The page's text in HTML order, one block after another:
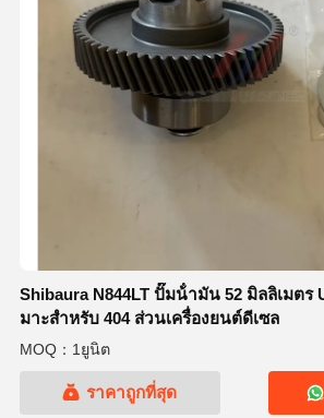
Shibaura N844LT ปั๊มน้ํามัน 52 มิลลิเมตร
มาะสําหรับ 404 ส่วนเครื่องยนต์ดีเซล
MOQ：1ยูนิต
ราคาถูกที่สุด